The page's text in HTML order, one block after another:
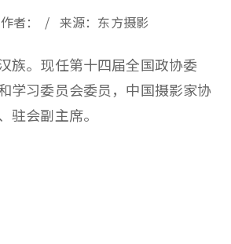
者： / 来源：东方摄影
族。现任第十四届全国政协委
学习委员会委员，中国摄影家协
驻会副主席。